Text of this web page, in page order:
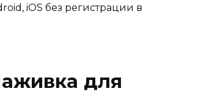
iOS без регистрации в
для